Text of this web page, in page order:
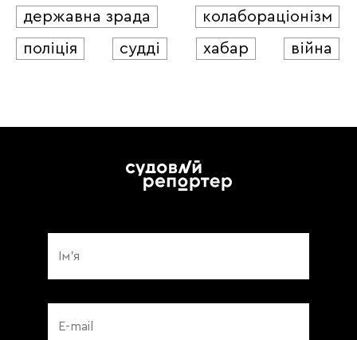
державна зрада
колабораціонізм
поліція
судді хабар війна